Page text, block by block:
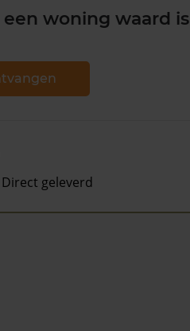
woning waard is
Direct geleverd